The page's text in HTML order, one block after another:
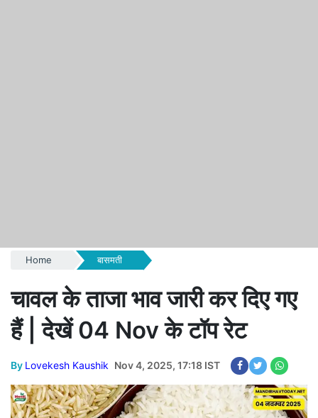
Home बासमती
चावल के ताजा भाव जारी कर दिए गए
हैं | देखें 04 Nov के टॉप रेट
By Lovekesh Kaushik Nov 4, 2025, 17:18 IST